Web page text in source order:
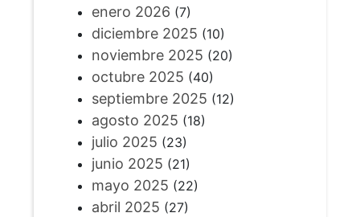
enero 2026 (7)
diciembre 2025 (10)
noviembre 2025 (20)
octubre 2025 (40)
septiembre 2025 (12)
agosto 2025 (18)
julio 2025 (23)
junio 2025 (21)
mayo 2025 (22)
abril 2025 (27)